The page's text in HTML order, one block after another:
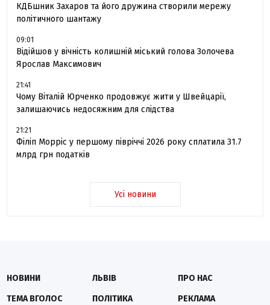
КДБшник Захаров та його дружина створили мережу
політичного шантажу
09:01
Відійшов у вічність колишній міський голова Золочева
Ярослав Максимович
21:41
Чому Віталій Юрченко продовжує жити у Швейцарії,
залишаючись недосяжним для слідства
21:21
Філіп Морріс у першому півріччі 2026 року сплатила 31.7
млрд грн податків
Усі новини
НОВИНИ
ТЕМА ВГОЛОС
ЛЬВІВ
ПОЛІТИКА
ПРО НАС
РЕКЛАМА